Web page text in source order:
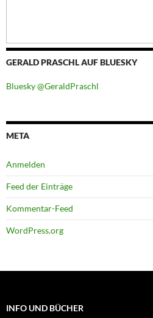
GERALD PRASCHL AUF BLUESKY
Bluesky @GeraldPraschl
META
Anmelden
Feed der Einträge
Kommentar-Feed
WordPress.org
INFO UND BÜCHER